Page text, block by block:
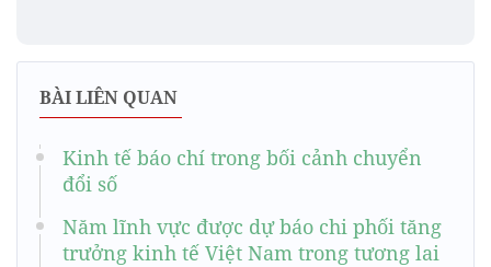
BÀI LIÊN QUAN
Kinh tế báo chí trong bối cảnh chuyển
đổi số
Năm lĩnh vực được dự báo chi phối tăng
trưởng kinh tế Việt Nam trong tương lai